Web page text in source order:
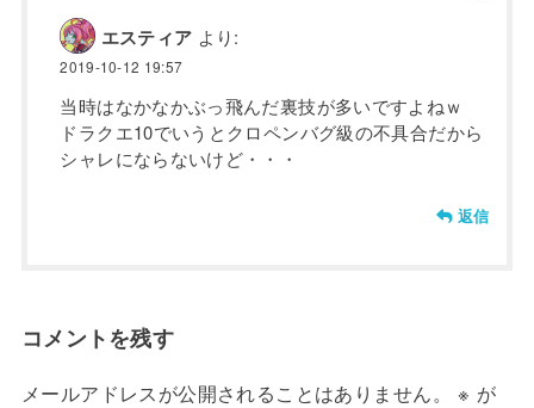
エスティア より:
2019-10-12 19:57
当時はなかなかぶっ飛んだ裏技が多いですよねｗ
ドラクエ10でいうとクロペンバグ級の不具合だから
シャレにならないけど・・・
返信
コメントを残す
メールアドレスが公開されることはありません。 ※ が